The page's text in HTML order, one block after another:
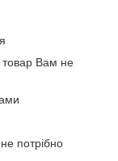
Вам не
потрібно